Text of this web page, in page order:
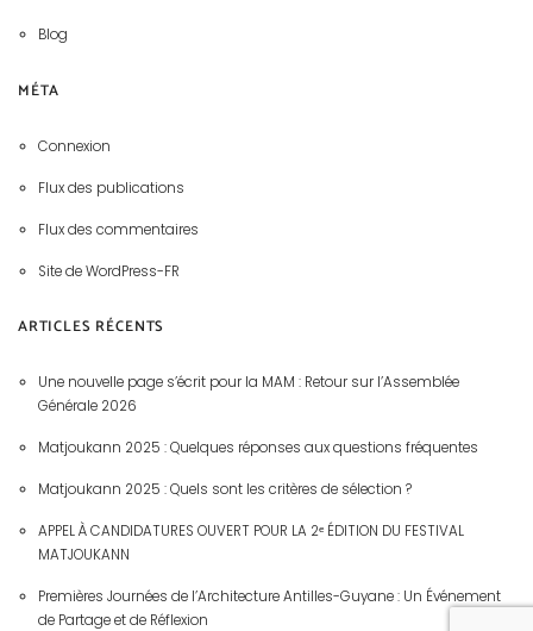
Blog
MÉTA
Connexion
Flux des publications
Flux des commentaires
Site de WordPress-FR
ARTICLES RÉCENTS
Une nouvelle page s’écrit pour la MAM : Retour sur l’Assemblée
Générale 2026
Matjoukann 2025 : Quelques réponses aux questions fréquentes
Matjoukann 2025 : Quels sont les critères de sélection ?
APPEL À CANDIDATURES OUVERT POUR LA 2ᵉ ÉDITION DU FESTIVAL
MATJOUKANN
Premières Journées de l’Architecture Antilles-Guyane : Un Événement
de Partage et de Réflexion